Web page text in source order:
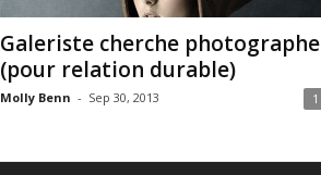
Galeriste cherche photographe
(pour relation durable)
Molly Benn - Sep 30, 2013 1